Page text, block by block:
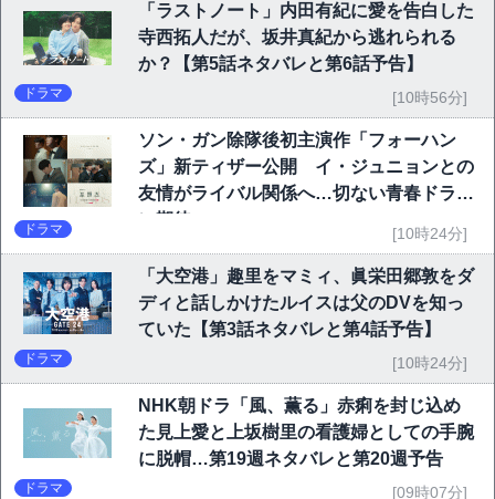
「ラストノート」内田有紀に愛を告白した
寺西拓人だが、坂井真紀から逃れられる
か？【第5話ネタバレと第6話予告】
ドラマ [10時56分]
ソン・ガン除隊後初主演作「フォーハン
ズ」新ティザー公開 イ・ジュニョンとの
友情がライバル関係へ…切ない青春ドラマ
に期待
ドラマ [10時24分]
「大空港」趣里をマミィ、眞栄田郷敦をダ
ディと話しかけたルイスは父のDVを知っ
ていた【第3話ネタバレと第4話予告】
ドラマ [10時24分]
NHK朝ドラ「風、薫る」赤痢を封じ込め
た見上愛と上坂樹里の看護婦としての手腕
に脱帽…第19週ネタバレと第20週予告
ドラマ [09時07分]